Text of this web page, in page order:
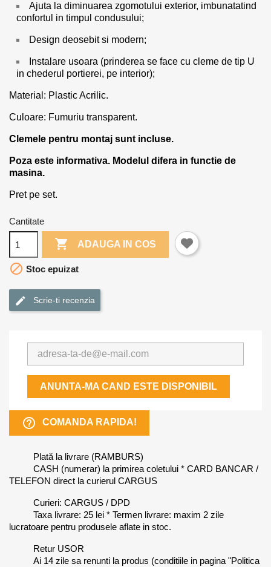
Ajuta la diminuarea zgomotului exterior, imbunatatind
confortul in timpul condusului;
Design deosebit si modern;
Instalare usoara (prinderea se face cu cleme de tip U
in chederul portierei, pe interior);
Material: Plastic Acrilic.
Culoare: Fumuriu transparent.
Clemele pentru montaj sunt incluse.
Poza este informativa. Modelul difera in functie de
masina.
Pret pe set.
Cantitate
 ADAUGA IN COS
 Stoc epuizat
Scrie-ti recenzia
ANUNTA-MA CAND ESTE DISPONIBIL
help_outline COMANDA RAPIDA!
Plată la livrare (RAMBURS)
CASH (numerar) la primirea coletului * CARD BANCAR /
TELEFON direct la curierul CARGUS
Curieri: CARGUS / DPD
Taxa livrare: 25 lei * Termen livrare: maxim 2 zile
lucratoare pentru produsele aflate in stoc.
Retur USOR
Ai 14 zile sa renunti la produs (conditiile in pagina "Politica